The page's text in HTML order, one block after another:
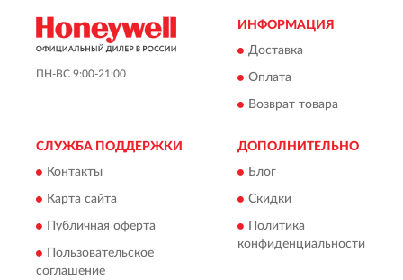
ПН-ВС 9:00-21:00
ИНФОРМАЦИЯ
Доставка
Оплата
Возврат товара
СЛУЖБА ПОДДЕРЖКИ
Контакты
Карта сайта
Публичная оферта
Пользовательское
соглашение
ДОПОЛНИТЕЛЬНО
Блог
Скидки
Политика
конфиденциальности